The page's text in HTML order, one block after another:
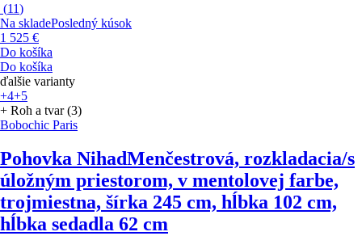
(11)
Na skladePosledný kúsok
1 525 €
Do košíka
Do košíka
ďalšie varianty
+4+5
+ Roh a tvar (3)
Bobochic Paris
Pohovka NihadMenčestrová, rozkladacia/s
úložným priestorom, v mentolovej farbe,
trojmiestna, šírka 245 cm, hĺbka 102 cm,
hĺbka sedadla 62 cm